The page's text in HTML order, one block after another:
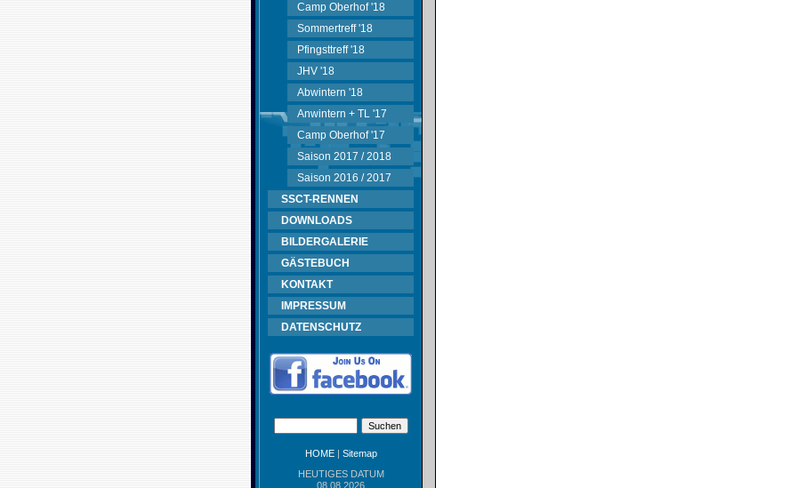
Camp Oberhof '18
Sommertreff '18
Pfingsttreff '18
JHV '18
Abwintern '18
Anwintern + TL '17
Camp Oberhof '17
Saison 2017 / 2018
Saison 2016 / 2017
SSCT-RENNEN
DOWNLOADS
BILDERGALERIE
GÄSTEBUCH
KONTAKT
IMPRESSUM
DATENSCHUTZ
HOME| Sitemap
HEUTIGES DATUM
08.08.2026